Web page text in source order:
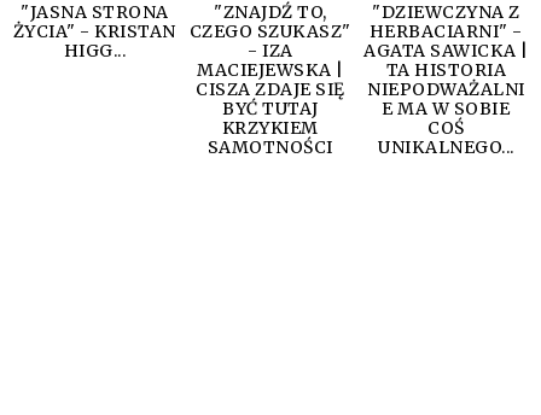
"JASNA STRONA
ŻYCIA" - KRISTAN
HIGG...
"ZNAJDŹ TO,
CZEGO SZUKASZ"
- IZA
MACIEJEWSKA |
CISZA ZDAJE SIĘ
BYĆ TUTAJ
KRZYKIEM
SAMOTNOŚCI
"DZIEWCZYNA Z
HERBACIARNI" -
AGATA SAWICKA |
TA HISTORIA
NIEPODWAŻALNI
E MA W SOBIE
COŚ
UNIKALNEGO...